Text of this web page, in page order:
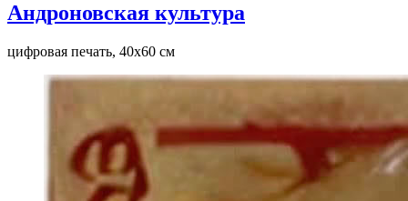
Андроновская культура
цифровая печать, 40x60 см